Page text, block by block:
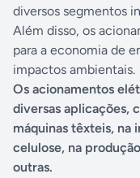
diversos segmentos
Além disso, os
para a economia de
impactos ambientais.
Os acionamentos
diversas aplicações,
máquinas têxteis, na
celulose, na
outras.